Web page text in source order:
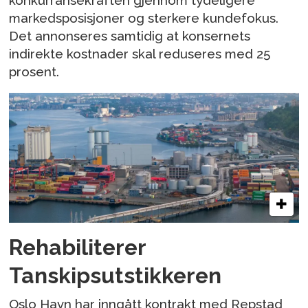
markedsposisjoner og sterkere kundefokus.
Det annonseres samtidig at konsernets
indirekte kostnader skal reduseres med 25
prosent.
Rehabiliterer
Tanskipsutstikkeren
Oslo Havn har inngått kontrakt med Repstad